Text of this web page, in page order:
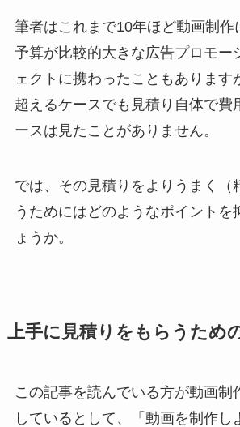
筆者はこれまで10年ほど動画制作
予算が比較的大きな広告プロモー
ェクトに携わったこともあります
超えるケースでも見積り自体で費
ースは見たことがありません。
では、その見積りをよりうまく（
うためにはどのようなポイントを
ょうか。
上手に見積りをもらうため
この記事を読んでいる方が動画制
しているとして、「動画を制作し